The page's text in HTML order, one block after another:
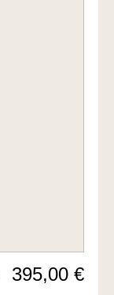
395,00 €